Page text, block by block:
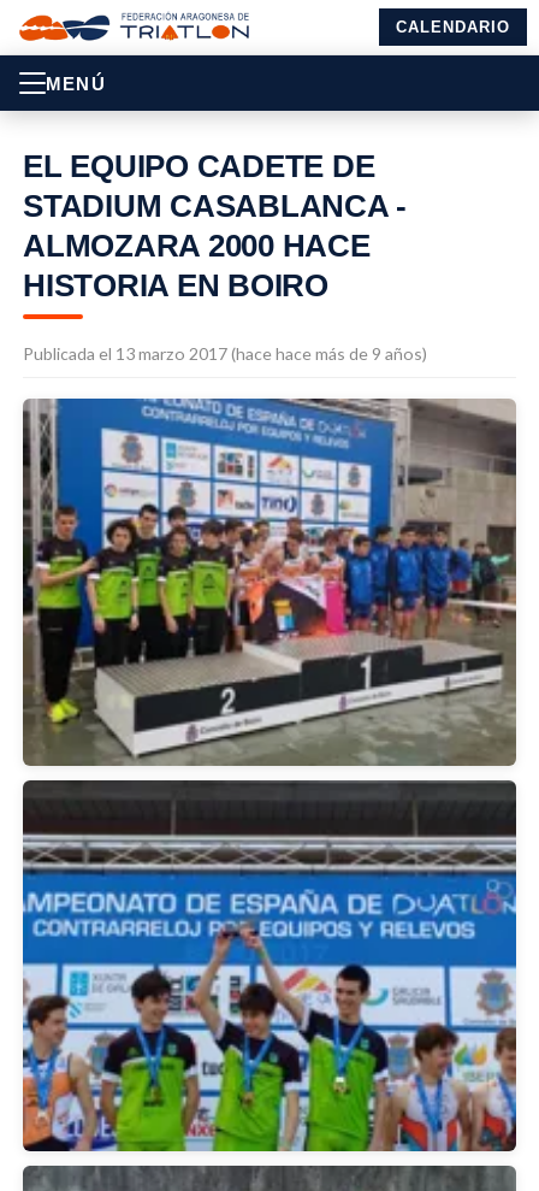
CALENDARIO
MENÚ
EL EQUIPO CADETE DE
STADIUM CASABLANCA -
ALMOZARA 2000 HACE
HISTORIA EN BOIRO
Publicada el 13 marzo 2017 (hace hace más de 9 años)